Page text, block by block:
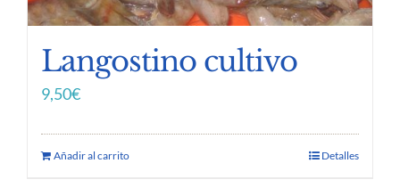
Langostino cultivo
9,50€
Añadir al carrito Detalles